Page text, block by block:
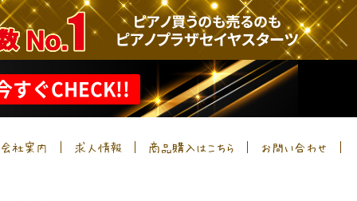
すぐCHECK!!
会社案内 求人情報 商品購入はこちら お問い合わせ